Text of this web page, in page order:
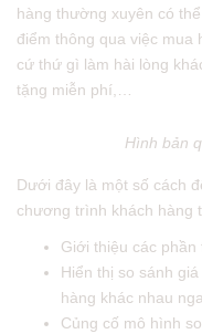
hàng thường xuyên có
điểm thông qua việc mua
cứ thứ gì làm hài lòng
tặng miễn phí,…
Hình bản
Dưới đây là một số cách
chương trình khách hàng
Giới thiệu các
Hiển thị so sánh
hàng khác nhau
Củng cố mô hình